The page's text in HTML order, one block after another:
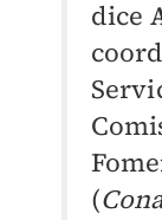
dice
(